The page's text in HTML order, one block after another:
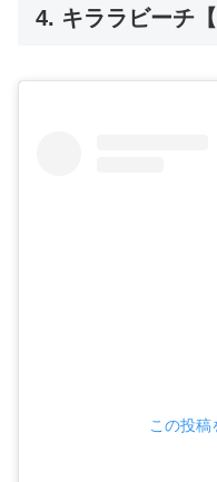
4. キララビーチ【
この投